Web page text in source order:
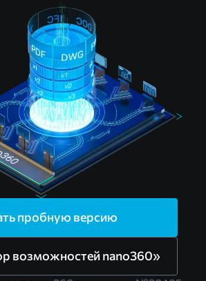
пробную версию
возможностей nano360»